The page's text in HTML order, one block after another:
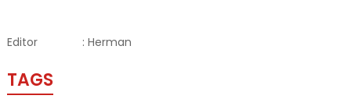
Editor : Herman
TAGS